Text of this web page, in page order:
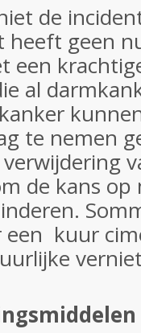
de
heeft geen
een
al
te nemen
de kans
een kuur